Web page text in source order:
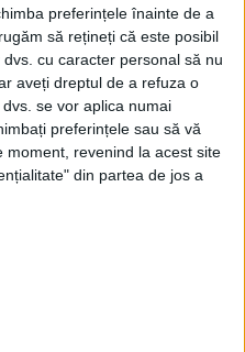
preferințele înainte de a
să rețineți că este posibil
cu caracter personal să nu
aveți dreptul de a refuza o
se vor aplica numai
preferințele sau să vă
revenind la acest site
din partea de jos a